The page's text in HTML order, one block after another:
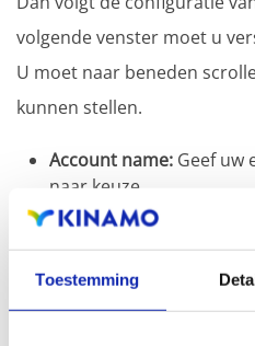
Toestemming
volgende venster moet u
U moet naar beneden
kunnen stellen.
Account name: Geef uw
naar keuze.
Your name:De naam
weergegeven worden
Incoming email server:
in.